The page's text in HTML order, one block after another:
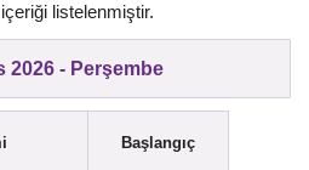
listelenmiştir.
2026 - Perşembe
Başlangıç